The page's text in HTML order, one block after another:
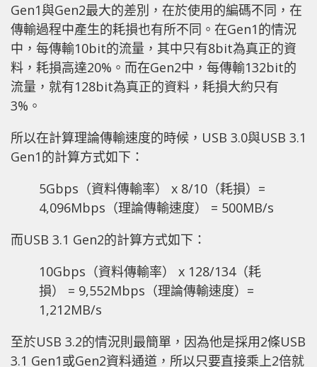
Gen1與Gen2最大的差別，在於使用的編碼不同，在
傳輸過程中產生的耗損也有所不同。在Gen1的情況
中，每傳輸10bit的流量，其中只有8bit為真正的資
料，耗損高達20%。而在Gen2中，每傳輸132bit的
流量，就有128bit為真正的資料，耗損大約只有
3%。
所以在計算理論傳輸速度的時候，USB 3.0與USB 3.1
Gen1的計算方式如下：
5Gbps（資料傳輸率） x 8/10（耗損）=
4,096Mbps（理論傳輸速度） = 500MB/s
而USB 3.1 Gen2的計算方式如下：
10Gbps（資料傳輸率） x 128/134（耗
損） = 9,552Mbps（理論傳輸速度）=
1,212MB/s
至於USB 3.2的情況則最簡單，因為他是採用2條USB
3.1 Gen1或Gen2資料通道，所以只要直接乘上2倍就